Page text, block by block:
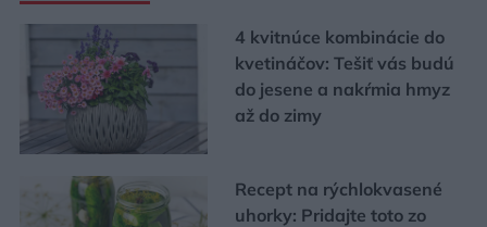
4 kvitnúce kombinácie do
kvetináčov: Tešiť vás budú
do jesene a nakŕmia hmyz
až do zimy
Recept na rýchlokvasené
uhorky: Pridajte toto zo